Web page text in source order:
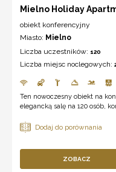
Mielno Holiday
obiekt konferencyjny
Miasto: Mielno
Liczba uczestników: 120
Liczba miejsc noclegowych:
Ten nowoczesny obiekt na
elegancką salę na 120 osób,
ZOBACZ